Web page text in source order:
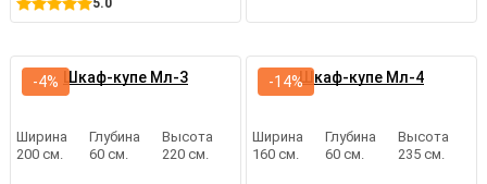
5.0
Шкаф-купе Мл-3
Ширина
200 см.
Глубина
60 см.
Высота
220 см.
-4% Шкаф-купе Мл-4
Ширина
160 см.
Глубина
60 см.
Высота
235 см.
-14%